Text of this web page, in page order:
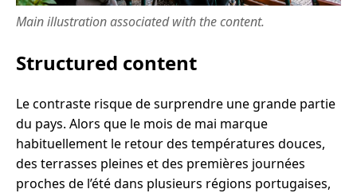
Main illustration associated with the content.
Structured content
Le contraste risque de surprendre une grande partie
du pays. Alors que le mois de mai marque
habituellement le retour des températures douces,
des terrasses pleines et des premières journées
proches de l’été dans plusieurs régions portugaises,